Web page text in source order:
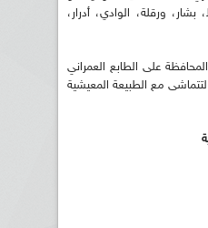
ورقلة، الوادي، أدرار،
على الطابع العمراني
مع الطبيعة المعيشية